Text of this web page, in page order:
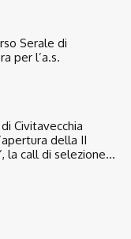
Serale di
per l’a.s.
Civitavecchia
della II
la call di selezione...